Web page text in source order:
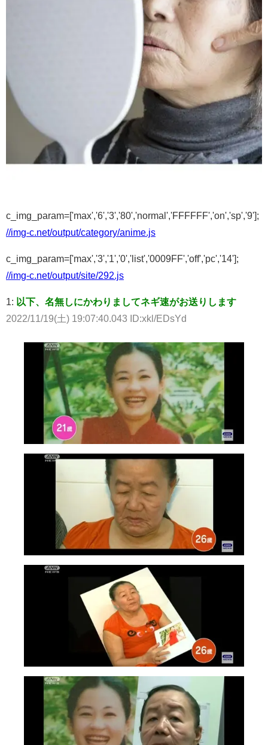
c_img_param=['max','6','3','80','normal','FFFFFF','on','sp','9'];
//img-c.net/output/category/anime.js
c_img_param=['max','3','1','0','list','0009FF','off','pc','14'];
//img-c.net/output/site/292.js
1: 以下、名無しにかわりましてネギ速がお送りします
2022/11/19(土) 19:07:40.043 ID:xkl/EDsYd